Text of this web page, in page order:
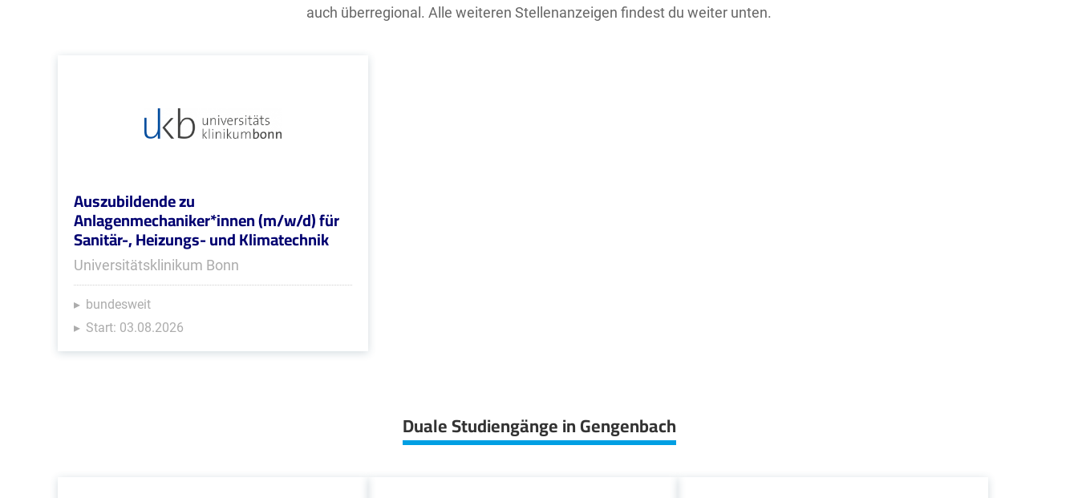
auch überregional. Alle weiteren Stellenanzeigen findest du weiter unten.
Auszubildende zu
Anlagenmechaniker*innen (m/w/d) für
Sanitär-, Heizungs- und Klimatechnik
Universitätsklinikum Bonn
bundesweit
Start: 03.08.2026
Duale Studiengänge in Gengenbach